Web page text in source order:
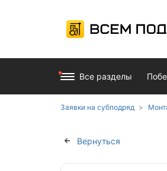
Все разделы
Заявки на субподряд
Вернуться